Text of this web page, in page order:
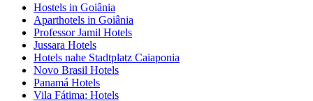
Hostels in Goiânia
Aparthotels in Goiânia
Professor Jamil Hotels
Jussara Hotels
Hotels nahe Stadtplatz Caiaponia
Novo Brasil Hotels
Panamá Hotels
Vila Fátima: Hotels